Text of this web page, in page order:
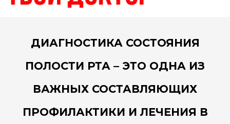
Диагностика состояния
полости рта – это одна из
важных составляющих
профилактики и лечения в